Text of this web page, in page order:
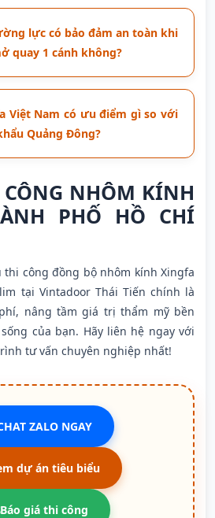
lực có bảo đảm an toàn khi
quay 1 cánh không?
Việt Nam có ưu điểm gì so với
Quảng Đông?
NHÔM KÍNH
PHỐ HỒ CHÍ
thi công đồng bộ nhôm kính Xingfa
tại Vintadoor Thái Tiến chính là
nâng tầm giá trị thẩm mỹ bền
của bạn. Hãy liên hệ ngay với
tư vấn chuyên nghiệp nhất!
ZALO NGAY
dự án tiêu biểu
giá thi công